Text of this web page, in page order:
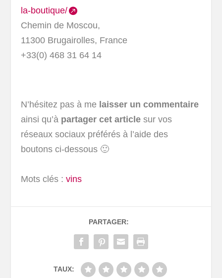
la-boutique/
Chemin de Moscou,
11300 Brugairolles, France
+33(0) 468 31 64 14
N’hésitez pas à me laisser un commentaire
ainsi qu’à partager cet article sur vos
réseaux sociaux préférés à l’aide des
boutons ci-dessous 🙂
Mots clés : vins
PARTAGER:
TAUX: